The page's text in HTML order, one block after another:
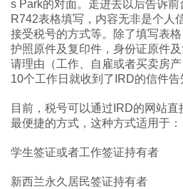
s Park的对面。走进去以后告诉前
R742表格填写，内容无非是个人
接受税号的方式等。除了填写表
护照原件及复印件，身份证原件
请理由（工作、自雇或者买卖房
10个工作日就收到了IRD的信件告
目前，税号可以通过IRD的网站
最便捷的方式，这种方式适用于：
学生签证或者工作签证持有者
新西兰永久居民签证持有者